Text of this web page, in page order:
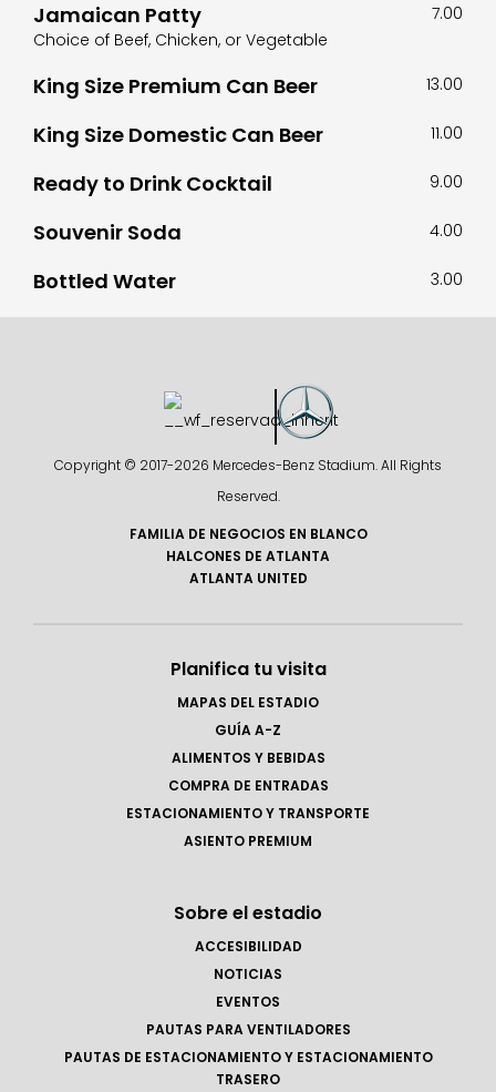
Jamaican Patty
Choice of Beef, Chicken, or Vegetable
7.00
King Size Premium Can Beer 13.00
King Size Domestic Can Beer 11.00
Ready to Drink Cocktail 9.00
Souvenir Soda 4.00
Bottled Water 3.00
Copyright © 2017-2026 Mercedes-Benz Stadium. All Rights
Reserved.
FAMILIA DE NEGOCIOS EN BLANCO
HALCONES DE ATLANTA
ATLANTA UNITED
Planifica tu visita
MAPAS DEL ESTADIO
GUÍA A-Z
ALIMENTOS Y BEBIDAS
COMPRA DE ENTRADAS
ESTACIONAMIENTO Y TRANSPORTE
ASIENTO PREMIUM
Sobre el estadio
ACCESIBILIDAD
NOTICIAS
EVENTOS
PAUTAS PARA VENTILADORES
PAUTAS DE ESTACIONAMIENTO Y ESTACIONAMIENTO
TRASERO